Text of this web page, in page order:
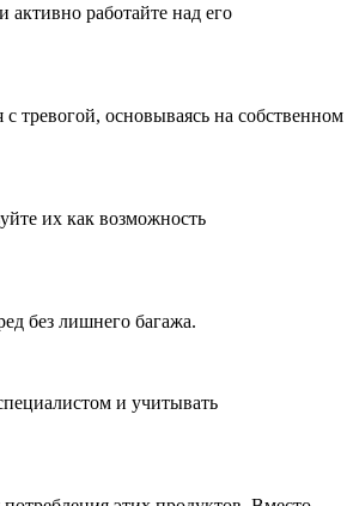
работайте над его
тревогой, основываясь на собственном
их как возможность
без лишнего багажа.
и учитывать